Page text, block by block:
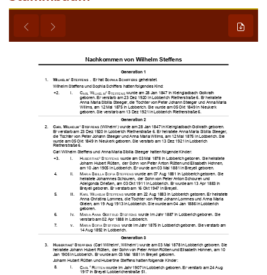


         


      





      





   



       



     




         


     




     




     